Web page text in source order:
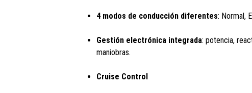
4 modos de conducción diferentes: Normal,
Gestión electrónica integrada: potencia,
maniobras.
Cruise Control